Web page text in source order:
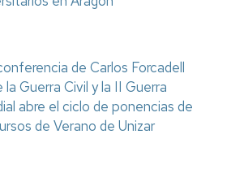
de Carlos Forcadell
la Guerra Civil y la II Guerra
abre el ciclo de ponencias de
de Verano de Unizar